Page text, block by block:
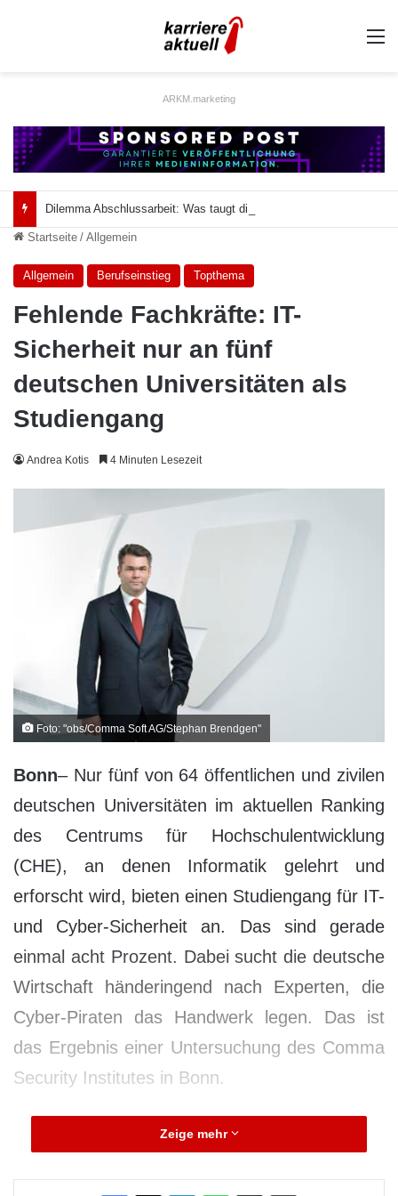
ARKM.marketing
Startseite / Allgemein
Allgemein Berufseinstieg Topthema
Fehlende Fachkräfte: IT-
Sicherheit nur an fünf
deutschen Universitäten als
Studiengang
Andrea Kotis 4 Minuten Lesezeit
Foto: "obs/Comma Soft AG/Stephan Brendgen"
Bonn– Nur fünf von 64 öffentlichen und zivilen
deutschen Universitäten im aktuellen Ranking
des Centrums für Hochschulentwicklung
(CHE), an denen Informatik gelehrt und
erforscht wird, bieten einen Studiengang für IT-
und Cyber-Sicherheit an. Das sind gerade
einmal acht Prozent. Dabei sucht die deutsche
Wirtschaft händeringend nach Experten, die
Cyber-Piraten das Handwerk legen. Das ist
das Ergebnis einer Untersuchung des Comma
Security Institutes in Bonn.
Zeige mehr